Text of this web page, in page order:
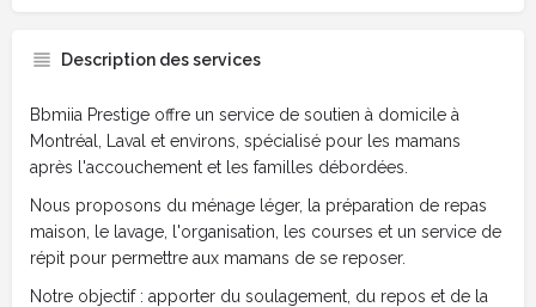
Description des services
Bbmiia Prestige offre un service de soutien à domicile à
Montréal, Laval et environs, spécialisé pour les mamans
après l'accouchement et les familles débordées.
Nous proposons du ménage léger, la préparation de repas
maison, le lavage, l'organisation, les courses et un service de
répit pour permettre aux mamans de se reposer.
Notre objectif : apporter du soulagement, du repos et de la